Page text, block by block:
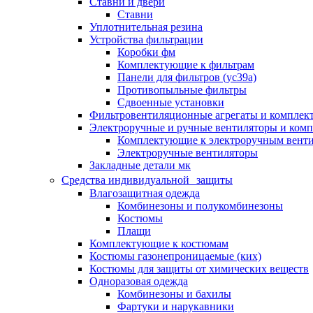
Ставни
Уплотнительная резина
Устройства фильтрации
Коробки фм
Комплектующие к фильтрам
Панели для фильтров (ус39а)
Противопыльные фильтры
Сдвоенные установки
Фильтровентиляционные агрегаты и
Электроручные и ручные вентиляторы и
Комплектующие к электроручным
Электроручные вентиляторы
Закладные детали мк
Средства индивидуальной защиты
Влагозащитная одежда
Комбинезоны и полукомбинезоны
Костюмы
Плащи
Комплектующие к костюмам
Костюмы газонепроницаемые (ких)
Костюмы для защиты от химических веществ
Одноразовая одежда
Комбинезоны и бахилы
Фартуки и нарукавники